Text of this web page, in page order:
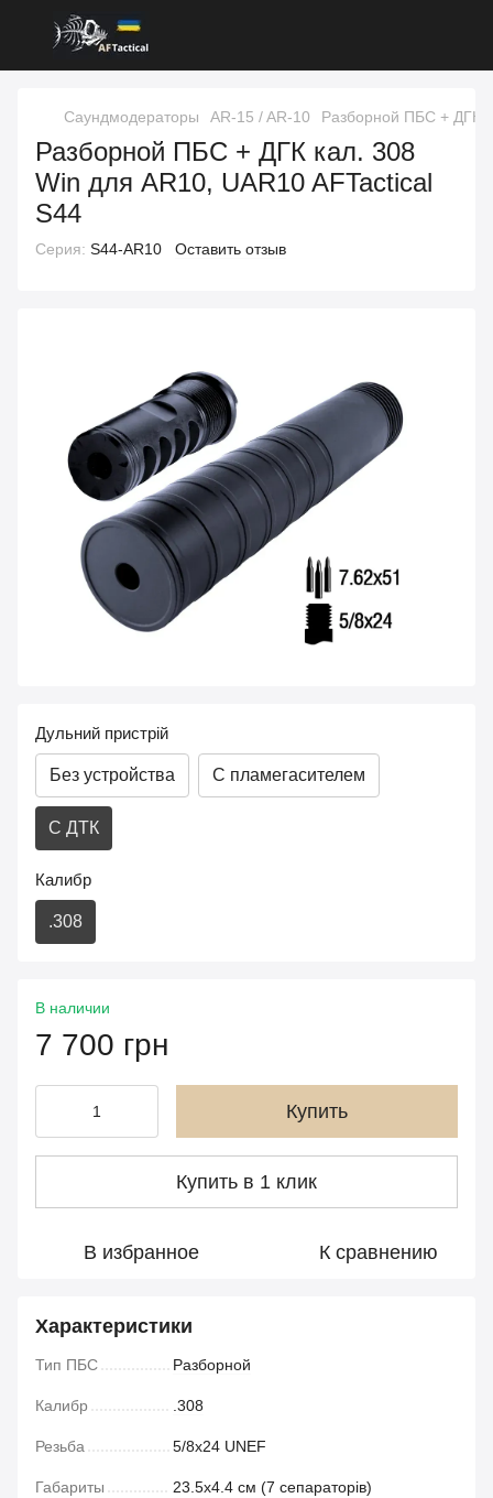
Саундмодераторы AR-15 / AR-10 Разборной ПБС + ДГК
Разборной ПБС + ДГК кал. 308
Win для AR10, UAR10 AFTactical
S44
Серия: S44-AR10 Оставить отзыв
Дульний пристрій
Без устройства С пламегасителем
С ДТК
Калибр
.308
В наличии
7 700 грн
Купить
Купить в 1 клик
В избранное К сравнению
Характеристики
Тип ПБС Разборной
Калибр .308
Резьба 5/8x24 UNEF
Габариты 23.5х4.4 см (7 сепараторів)